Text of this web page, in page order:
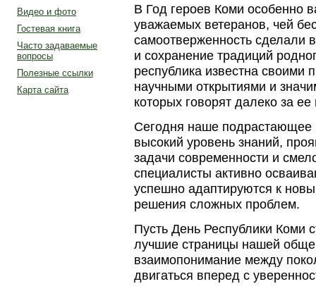
Видео и фото
Гостевая книга
Часто задаваемые
вопросы
Полезные ссылки
Карта сайта
В Год героев Коми особенно
уважаемых ветеранов, чей
самоотверженность сделали
и сохранение традиций
республика известна
научными открытиями и
которых говорят далеко за
Сегодня наше подрастающее
высокий уровень знаний,
задачи современности и
специалисты активно
успешно адаптируются к
решения сложных проблем.
Пусть День Республики Коми
лучшие страницы нашей
взаимопонимание между
двигаться вперед с